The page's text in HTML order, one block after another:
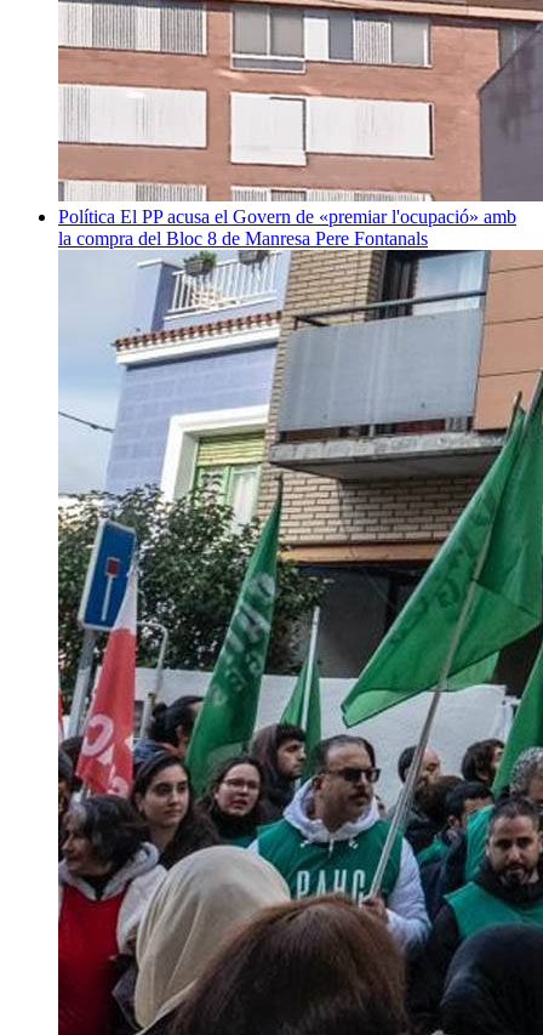
Política El PP acusa el Govern de «premiar l'ocupació» amb
la compra del Bloc 8 de Manresa Pere Fontanals